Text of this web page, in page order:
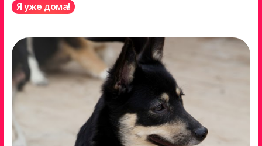
Я уже дома!